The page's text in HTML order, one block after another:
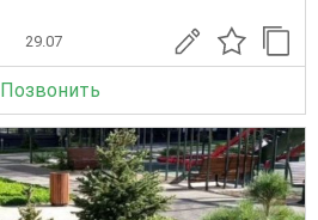
29.07
Позвонить